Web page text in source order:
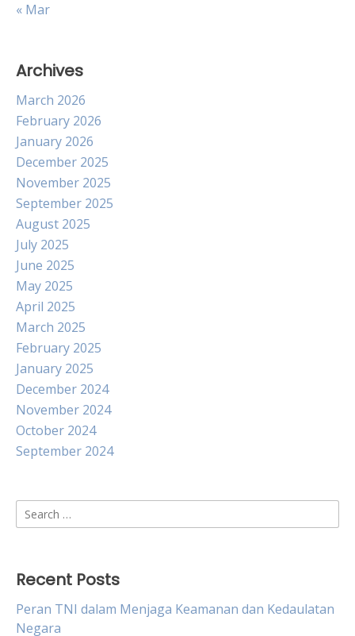
« Mar
Archives
March 2026
February 2026
January 2026
December 2025
November 2025
September 2025
August 2025
July 2025
June 2025
May 2025
April 2025
March 2025
February 2025
January 2025
December 2024
November 2024
October 2024
September 2024
Search
for:
Recent Posts
Peran TNI dalam Menjaga Keamanan dan Kedaulatan
Negara